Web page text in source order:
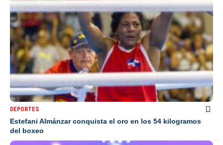
DEPORTES
Estefani Almánzar conquista el oro en los 54 kilogramos
del boxeo